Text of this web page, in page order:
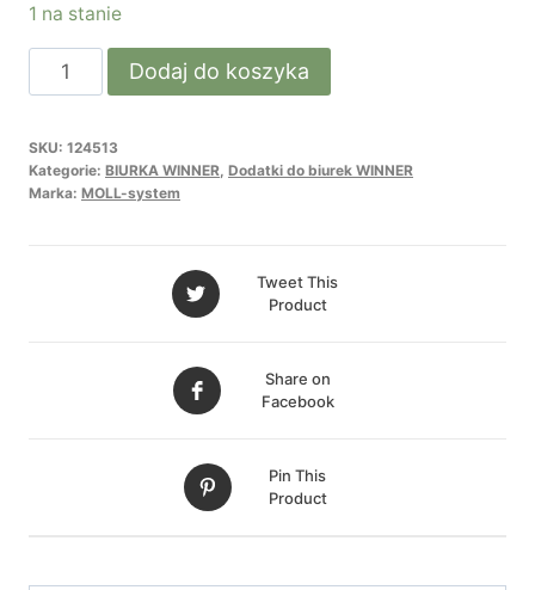
1 na stanie
ilość
GIANT
szuflada
do
Dodaj do koszyka
SKU: 124513
Kategorie: BIURKA WINNER Dodatki do biurek WINNER
Marka: MOLL-system
Tweet This
Product
Share on
Facebook
Pin This
Product